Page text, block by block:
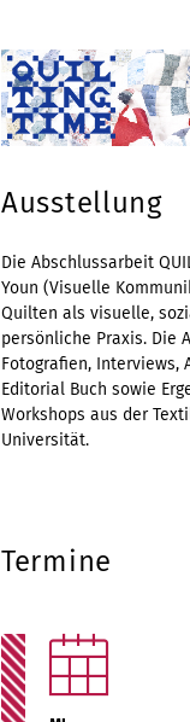
Ausstellung
Die Abschlussarbeit
Youn (Visuelle
Quilten als visuelle,
persönliche Praxis. Die
Fotografien, Interviews,
Editorial Buch sowie
Workshops aus der
Universität.
Termine